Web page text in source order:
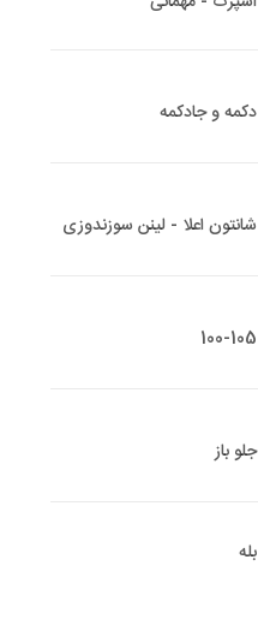
دکمه و جادکمه
شانتون اعلا - لینن سوزندوزی
100-105
جلو باز
بله